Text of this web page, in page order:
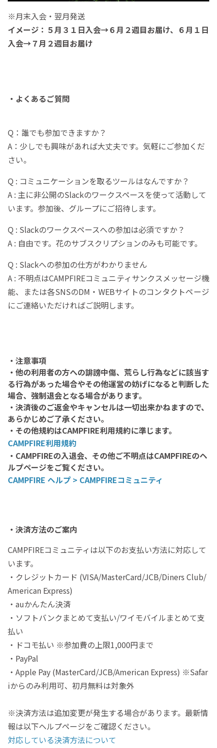
※月末入会・翌月発送
イメージ：５月３１日入会→６月２週目お届け、６月１日
入会→７月２週目お届け
・よくあるご質問
Q：誰でも参加できますか？
A：少しでも興味があれば大丈夫です。気軽にご参加くだ
さい。
Q : コミュニケーションを取るツールはなんですか？
A : 主に非公開のSlackのワークスペースを使って活動して
います。参加後、グループにご招待します。
Q : Slackのワークスペースへの参加は必須ですか？
A : 自由です。花のサブスクリプションのみも可能です。
Q : Slackへの参加の仕方がわかりません
A : 不明点はCAMPFIREコミュニティサンクスメッセージ機
能、または各SNSのDM・WEBサイトのコンタクトページ
にご連絡いただければご説明します。
・注意事項
・他の利用者の方への誹謗中傷、荒らし行為などに該当す
る行為があった場合やその他運営の妨げになると判断した
場合、強制退会となる場合があります。
・決済後のご返金やキャンセルは一切出来かねますので、
あらかじめご了承ください。
・その他規約はCAMPFIRE利用規約に準じます。
CAMPFIRE利用規約
・CAMPFIREの入退会、その他ご不明点はCAMPFIREのヘ
ルプページをご覧ください。
CAMPFIRE ヘルプ > CAMPFIREコミュニティ
・決済方法のご案内
CAMPFIREコミュニティは以下のお支払い方法に対応して
います。
・クレジットカード (VISA/MasterCard/JCB/Diners Club/
American Express)
・auかんたん決済
・ソフトバンクまとめて支払い/ワイモバイルまとめて支
払い
・ドコモ払い ※参加費の上限1,000円まで
・PayPal
・Apple Pay (MasterCard/JCB/American Express) ※Safar
iからのみ利用可、初月無料は対象外
※決済方法は追加変更が発生する場合があります。最新情
報は以下ヘルプページをご確認ください。
対応している決済方法について